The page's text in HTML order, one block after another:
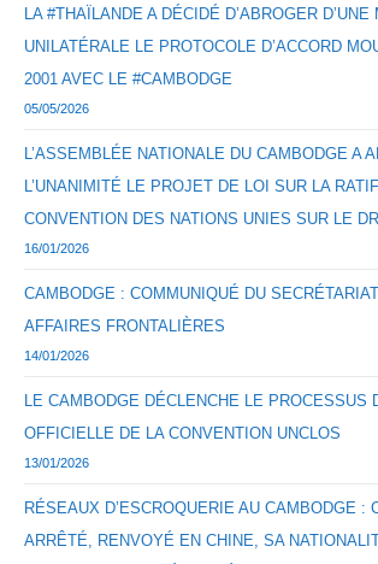
LA #THAÏLANDE A DÉCIDÉ D’ABROGER D’UNE
UNILATÉRALE LE PROTOCOLE D’ACCORD
2001 AVEC LE #CAMBODGE
05/05/2026
L’ASSEMBLÉE NATIONALE DU CAMBODGE A
L’UNANIMITÉ LE PROJET DE LOI SUR LA
CONVENTION DES NATIONS UNIES SUR LE
16/01/2026
CAMBODGE : COMMUNIQUÉ DU SECRÉTARIAT
AFFAIRES FRONTALIÈRES
14/01/2026
LE CAMBODGE DÉCLENCHE LE PROCESSUS
OFFICIELLE DE LA CONVENTION UNCLOS
13/01/2026
RÉSEAUX D’ESCROQUERIE AU CAMBODGE :
ARRÊTÉ, RENVOYÉ EN CHINE, SA